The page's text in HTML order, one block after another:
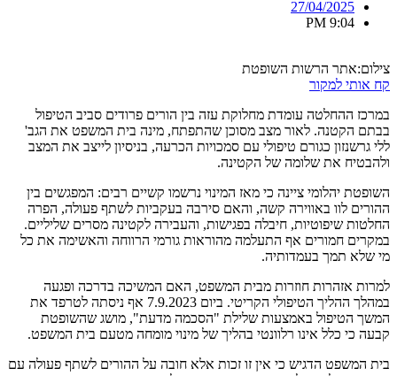
27/04/2025
9:04 PM
צילום:אתר הרשות השופטת
קח אותי למקור
במרכז ההחלטה עומדת מחלוקת עזה בין הורים פרודים סביב הטיפול
בבתם הקטנה. לאור מצב מסוכן שהתפתח, מינה בית המשפט את הגב'
ללי גרשנזון כגורם טיפולי עם סמכויות הכרעה, בניסיון לייצב את המצב
ולהבטיח את שלומה של הקטינה.
השופטת יהלומי ציינה כי מאז המינוי נרשמו קשיים רבים: המפגשים בין
ההורים לוו באווירה קשה, והאם סירבה בעקביות לשתף פעולה, הפרה
החלטות שיפוטיות, חיבלה בפגישות, והעבירה לקטינה מסרים שליליים.
במקרים חמורים אף התעלמה מהוראות גורמי הרווחה והאשימה את כל
מי שלא תמך בעמדותיה.
למרות אזהרות חוזרות מבית המשפט, האם המשיכה בדרכה ופגעה
במהלך ההליך הטיפולי הקריטי. ביום 7.9.2023 אף ניסתה לטרפד את
המשך הטיפול באמצעות שלילת "הסכמה מדעת", מושג שהשופטת
קבעה כי כלל אינו רלוונטי בהליך של מינוי מומחה מטעם בית המשפט.
בית המשפט הדגיש כי אין זו זכות אלא חובה על ההורים לשתף פעולה עם